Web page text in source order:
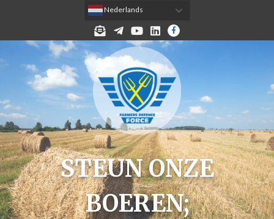
MELD JE AAN VOOR DE NIEUWSBRIEF!
TELEGRAMYOUTUBELINKEDINFACEBOOK
Nederlands
STEUN ONZE
BOEREN;